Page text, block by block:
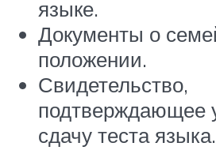
языке.
Документы о
положении.
Свидетельство,
подтверждающее
сдачу теста языка.